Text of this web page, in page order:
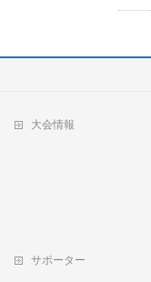
大会情報
サポーター